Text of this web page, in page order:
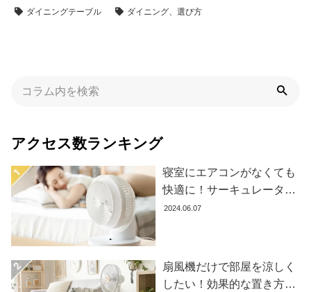
ダイニングテーブル ダイニング、選び方
アクセス数ランキング
寝室にエアコンがなくても
快適に！サーキュレーター
の効果的な使い方とおすす
2024.06.07
扇風機だけで部屋を涼しく
したい！効果的な置き方と